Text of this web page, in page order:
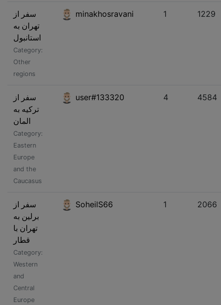
سفر از
تهران به
استانبول
Category:
Other
regions
minakhosravani 1 1229
سفر از
ترکیه به
المان
Category:
Eastern
Europe
and the
Caucasus
user#133320 4 4584
سفر از
برلین به
تهران با
قطار
Category:
Western
and
Central
Europe
SoheilS66 1 2066